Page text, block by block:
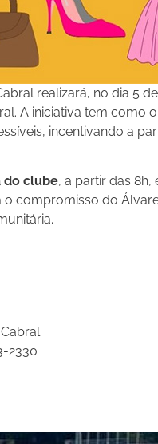
realizará, no dia 5
A iniciativa tem como
incentivando a
do clube, a partir das
compromisso do
2330